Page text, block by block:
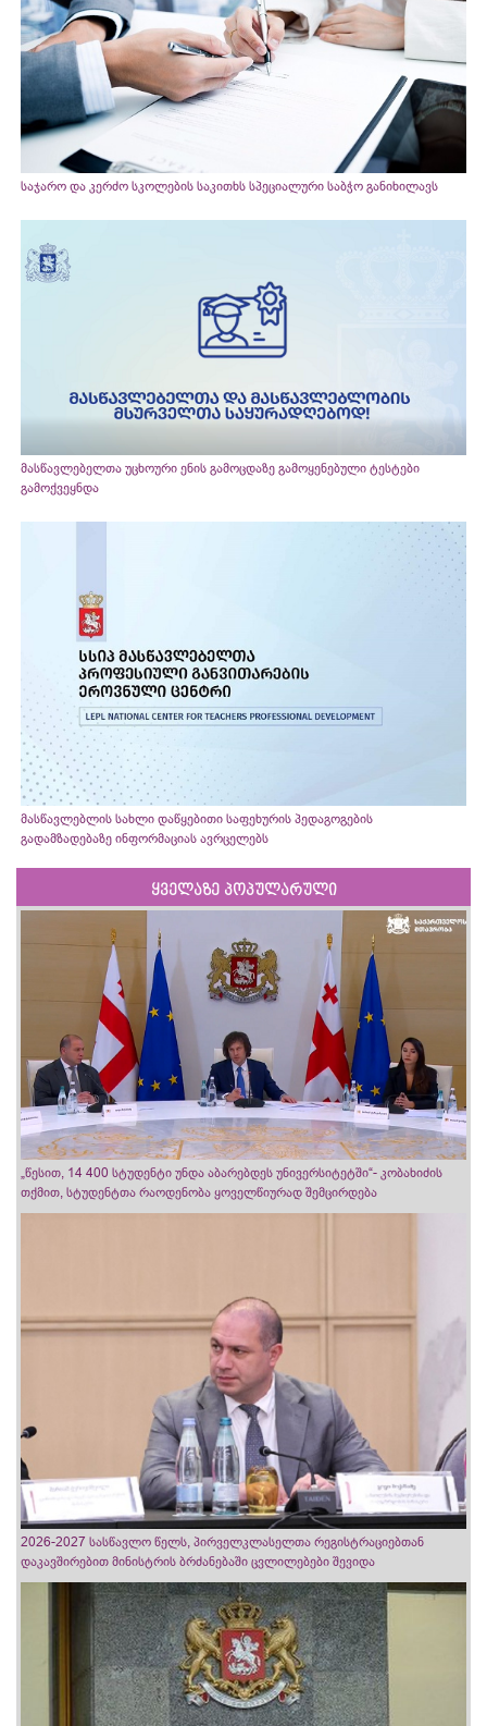
საჯარო და კერძო სკოლების საკითხს სპეციალური საბჭო განიხილავს
მასწავლებელთა უცხოური ენის გამოცდაზე გამოყენებული ტესტები
გამოქვეყნდა
მასწავლებლის სახლი დაწყებითი საფეხურის პედაგოგების
გადამზადებაზე ინფორმაციას ავრცელებს
ყველაზე პოპულარული
„წესით, 14 400 სტუდენტი უნდა აბარებდეს უნივერსიტეტში“- კობახიძის
თქმით, სტუდენტთა რაოდენობა ყოველწიურად შემცირდება
2026-2027 სასწავლო წელს, პირველკლასელთა რეგისტრაციებთან
დაკავშირებით მინისტრის ბრძანებაში ცვლილებები შევიდა